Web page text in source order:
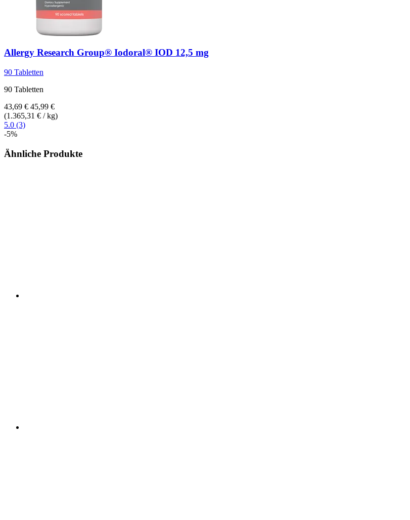
Allergy Research Group® Iodoral® IOD 12,5 mg
90 Tabletten
90 Tabletten
43,69 € 45,99 €
(1.365,31 € / kg)
5.0 (3)
-5%
Ähnliche Produkte